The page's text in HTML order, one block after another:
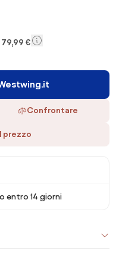
79,99 €
Confrontare
prezzo
entro 14 giorni